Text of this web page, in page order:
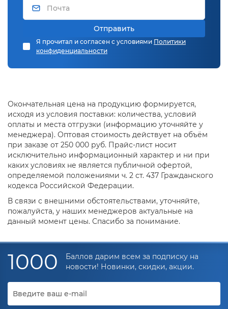
Отправить
Я прочитал и согласен с условиями Политики
конфиденциальности
Окончательная цена на продукцию формируется,
исходя из условия поставки: количества, условий
оплаты и места отгрузки (информацию уточняйте у
менеджера). Оптовая стоимость действует на объём
при заказе от 250 000 руб. Прайс-лист носит
исключительно информационный характер и ни при
каких условиях не является публичной офертой,
определяемой положениями ч. 2 ст. 437 Гражданского
кодекса Российской Федерации.
В связи с внешними обстоятельствами, уточняйте,
пожалуйста, у наших менеджеров актуальные на
данный момент цены. Спасибо за понимание.
1000
Баллов дарим всем за подписку на
новости! Новинки, скидки, акции.